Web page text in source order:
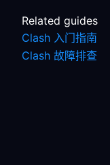
Related guides
Clash 入门指南
Clash 故障排查